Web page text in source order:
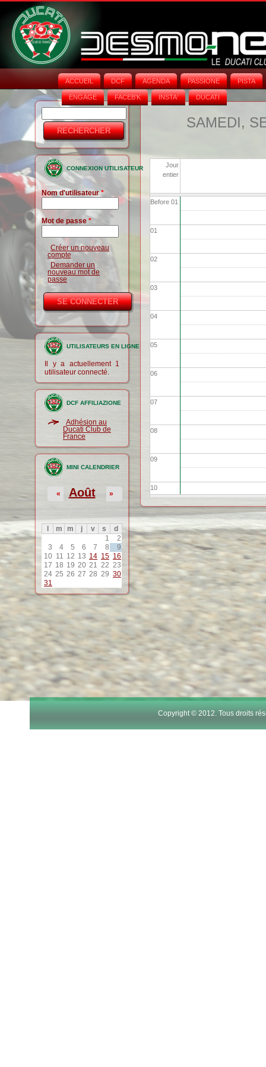
ACCUEIL DCF AGENDA PASSIONE PISTA
ENGAGE FACEB'K INSTA‘ DUCATI
Formulaire
de
recherche
CONNEXION UTILISATEUR
Nom d'utilisateur*
Mot de passe *
Créer un nouveau
compte
Demander un
nouveau mot de
passe
UTILISATEURS EN LIGNE
Il y a actuellement 1
utilisateur connecté.
DCF AFFILIAZIONE
Adhésion au
Ducati Club de
France
MINI CALENDRIER
Août
« »
m m j v s
d
1
2
3
4 5 6 7 8
9
10 11 12 13 14 15 16
17 18 19 20 21 22 23
24 25 26 27 28 29 30
31
SAMEDI,
Jour
entier
Before 01
01
02
03
04
05
06
07
08
09
10
11
12
13
15
17
Copyright © 2012. Tous droits